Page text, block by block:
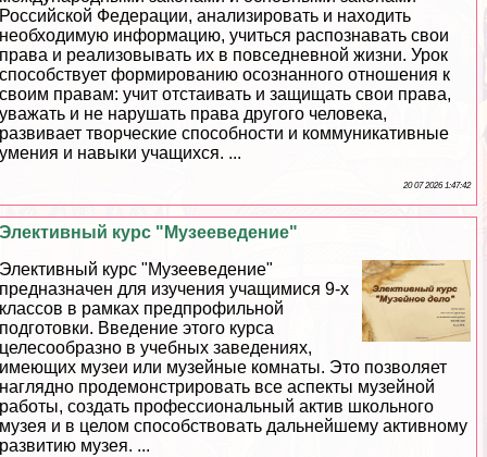
Российской Федерации, анализировать и находить
необходимую информацию, учиться распознавать свои
права и реализовывать их в повседневной жизни. Урок
способствует формированию осознанного отношения к
своим правам: учит отстаивать и защищать свои права,
уважать и не нарушать права другого человека,
развивает творческие способности и коммуникативные
умения и навыки учащихся. ...
20 07 2026 1:47:42
Элективный курс "Музееведение"
Элективный курс "Музееведение"
предназначен для изучения учащимися 9-х
классов в рамках предпрофильной
подготовки. Введение этого курса
целесообразно в учебных заведениях,
имеющих музеи или музейные комнаты. Это позволяет
наглядно продемонстрировать все аспекты музейной
работы, создать профессиональный актив школьного
музея и в целом способствовать дальнейшему активному
развитию музея. ...